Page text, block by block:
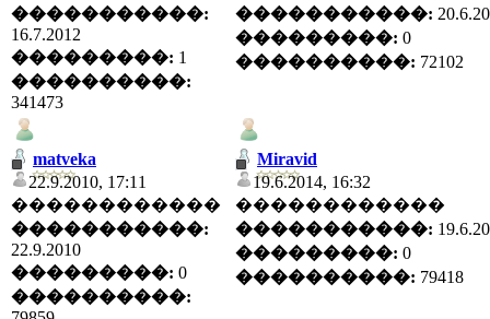
�����������:
16.7.2012
���������: 1
����������:
341473
�����������:
���������: 0
����������: 72102
matveka
22.9.2010, 17:11
������������
�����������:
22.9.2010
���������: 0
����������:
Miravid
19.6.2014, 16:32
������������
�����������:
���������: 0
����������: 79418